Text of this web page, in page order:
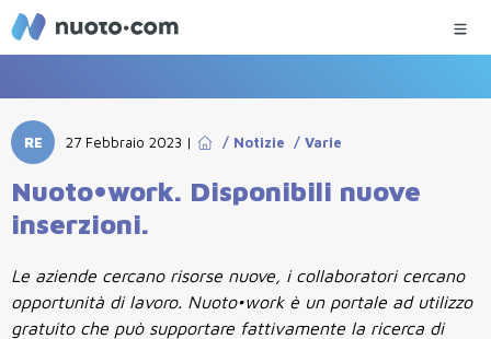
RE 27 Febbraio 2023 | / Notizie /Varie
Nuoto•work. Disponibili nuove
inserzioni.
Le aziende cercano risorse nuove, i collaboratori cercano
opportunità di lavoro. Nuoto•work è un portale ad utilizzo
gratuito che può supportare fattivamente la ricerca di